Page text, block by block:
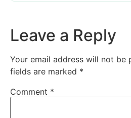
Leave a Reply
Your email address will not be
fields are marked *
Comment *